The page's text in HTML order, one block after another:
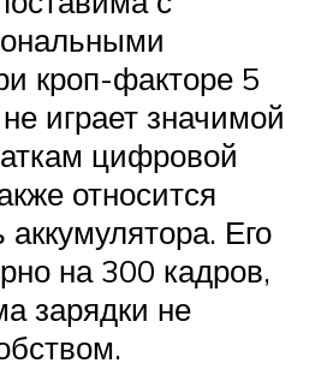
кроп-факторе 5
играет значимой
цифровой
относится
Его
на 300 кадров,
зарядки не